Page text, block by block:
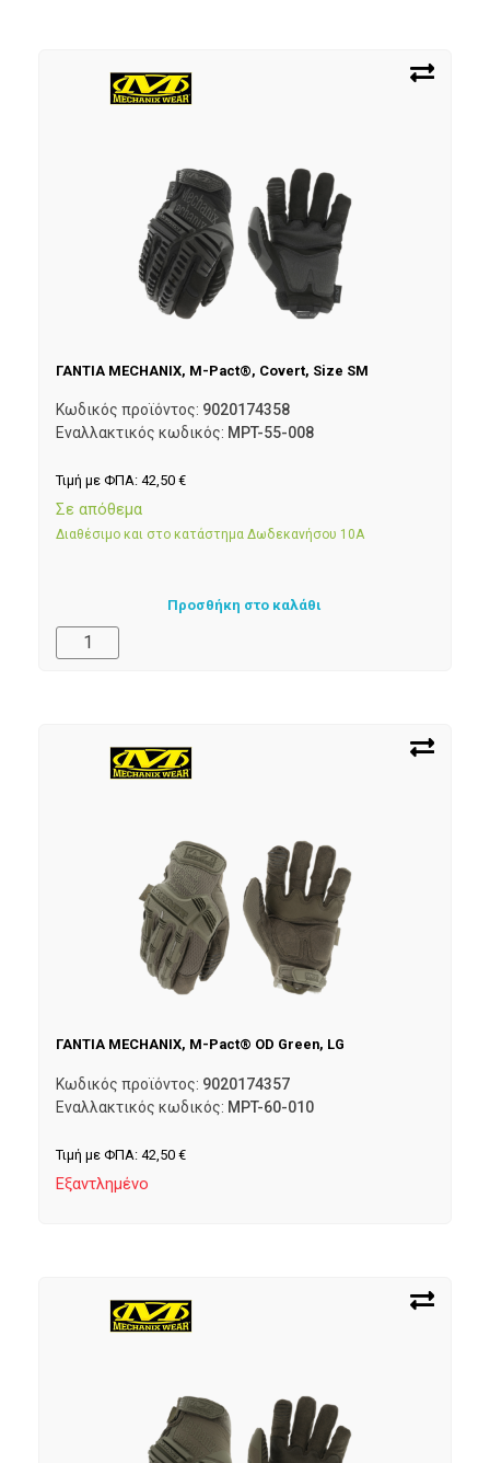
ΓΑΝΤΙΑ MECHANIX, M-Pact®, Covert, Size SM
Κωδικός προϊόντος: 9020174358
Εναλλακτικός κωδικός: MPT-55-008
Τιμή με ΦΠΑ: 42,50 €
Σε απόθεμα
Διαθέσιμο και στο κατάστημα Δωδεκανήσου 10Α
Προσθήκη στο καλάθι
ΓΑΝΤΙΑ MECHANIX, M-Pact® OD Green, LG
Κωδικός προϊόντος: 9020174357
Εναλλακτικός κωδικός: MPT-60-010
Τιμή με ΦΠΑ: 42,50 €
Εξαντλημένο